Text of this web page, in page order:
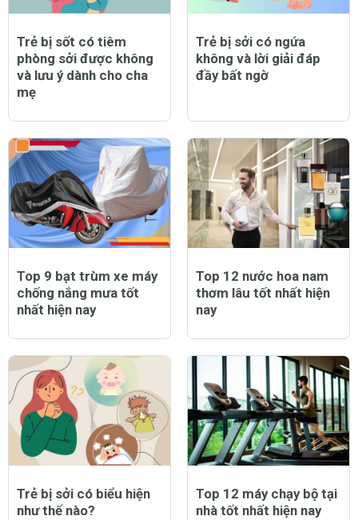
Trẻ bị sốt có tiêm
phòng sởi được không
và lưu ý dành cho cha
mẹ
Trẻ bị sởi có ngứa
không và lời giải đáp
đầy bất ngờ
Top 9 bạt trùm xe máy
chống nắng mưa tốt
nhất hiện nay
Top 12 nước hoa nam
thơm lâu tốt nhất hiện
nay
Trẻ bị sởi có biểu hiện
như thế nào?
Top 12 máy chạy bộ tại
nhà tốt nhất hiện nay